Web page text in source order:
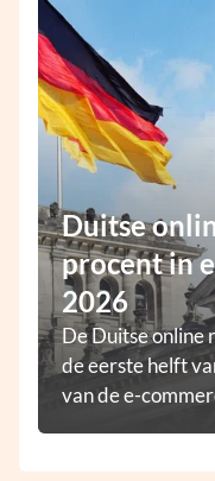
Duitse
procent in
2026
De Duitse online
de eerste helft
van de e-